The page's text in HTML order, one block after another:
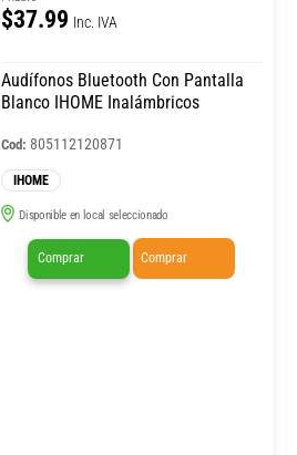
$37.99 Inc. IVA
Audífonos Bluetooth Con Pantalla
Blanco IHOME Inalámbricos
Cod: 805112120871
IHOME
Disponible en local seleccionado
Comprar Comprar